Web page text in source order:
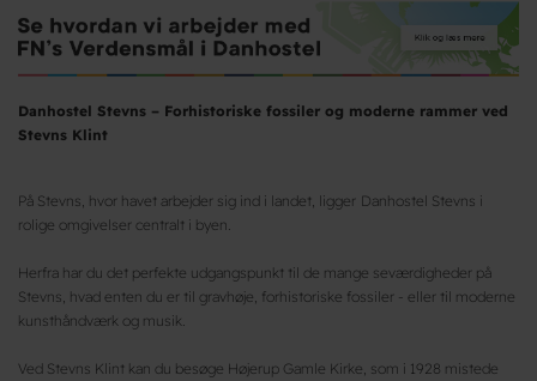
Danhostel Stevns – Forhistoriske fossiler og moderne rammer ved
Stevns Klint
På Stevns, hvor havet arbejder sig ind i landet, ligger Danhostel Stevns i
rolige omgivelser centralt i byen.
Herfra har du det perfekte udgangspunkt til de mange seværdigheder på
Stevns, hvad enten du er til gravhøje, forhistoriske fossiler - eller til moderne
kunsthåndværk og musik.
Ved Stevns Klint kan du besøge Højerup Gamle Kirke, som i 1928 mistede